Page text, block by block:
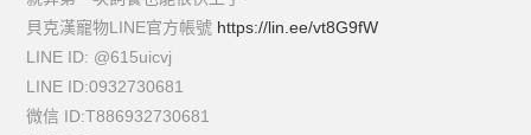
貝克漢寵物LINE官方帳號 https://lin.ee/vt8G9fW
LINE ID: @615uicvj
LINE ID:0932730681
微信 ID:T886932730681